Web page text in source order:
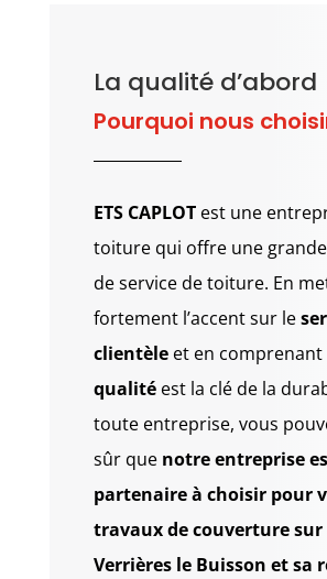
La qualité d’abord
Pourquoi nous
ETS CAPLOTest une
toiture qui offre une
de service de toiture. En
fortement l’accent sur le
clientèleet en comprenant
qualitéest la clé de la
toute entreprise, vous
sûr que notre entreprise
partenaire à choisir pour
travaux de couverture sur
Verrières le Buisson et sa